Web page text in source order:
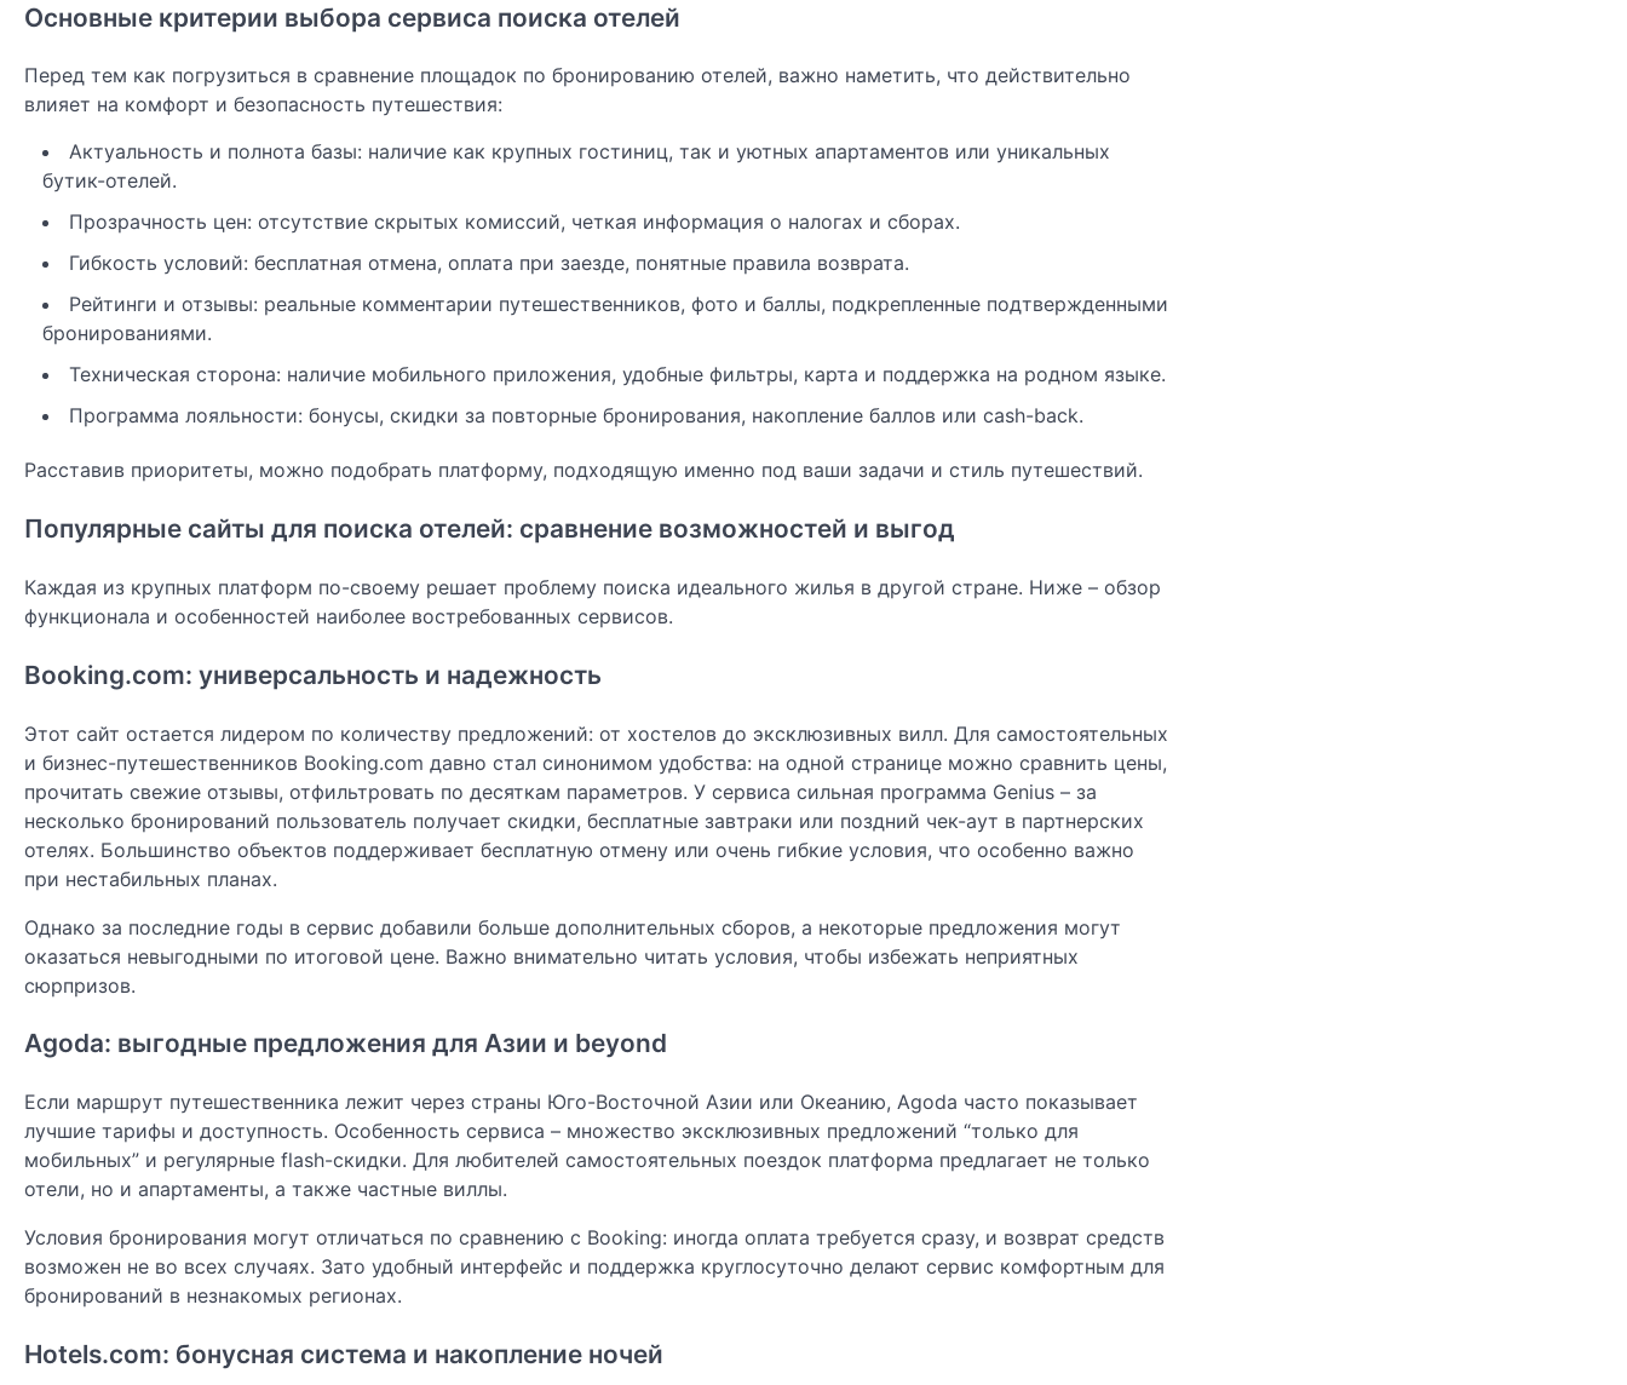
Основные критерии выбора сервиса поиска отелей
Перед тем как погрузиться в сравнение площадок по бронированию отелей, важно наметить, что действительно
влияет на комфорт и безопасность путешествия:
Актуальность и полнота базы: наличие как крупных гостиниц, так и уютных апартаментов или уникальных
бутик-отелей.
Прозрачность цен: отсутствие скрытых комиссий, четкая информация о налогах и сборах.
Гибкость условий: бесплатная отмена, оплата при заезде, понятные правила возврата.
Рейтинги и отзывы: реальные комментарии путешественников, фото и баллы, подкрепленные подтвержденными
бронированиями.
Техническая сторона: наличие мобильного приложения, удобные фильтры, карта и поддержка на родном языке.
Программа лояльности: бонусы, скидки за повторные бронирования, накопление баллов или cash-back.
Расставив приоритеты, можно подобрать платформу, подходящую именно под ваши задачи и стиль путешествий.
Популярные сайты для поиска отелей: сравнение возможностей и выгод
Каждая из крупных платформ по-своему решает проблему поиска идеального жилья в другой стране. Ниже – обзор
функционала и особенностей наиболее востребованных сервисов.
Booking.com: универсальность и надежность
Этот сайт остается лидером по количеству предложений: от хостелов до эксклюзивных вилл. Для самостоятельных
и бизнес-путешественников Booking.com давно стал синонимом удобства: на одной странице можно сравнить цены,
прочитать свежие отзывы, отфильтровать по десяткам параметров. У сервиса сильная программа Genius – за
несколько бронирований пользователь получает скидки, бесплатные завтраки или поздний чек-аут в партнерских
отелях. Большинство объектов поддерживает бесплатную отмену или очень гибкие условия, что особенно важно
при нестабильных планах.
Однако за последние годы в сервис добавили больше дополнительных сборов, а некоторые предложения могут
оказаться невыгодными по итоговой цене. Важно внимательно читать условия, чтобы избежать неприятных
сюрпризов.
Agoda: выгодные предложения для Азии и beyond
Если маршрут путешественника лежит через страны Юго-Восточной Азии или Океанию, Agoda часто показывает
лучшие тарифы и доступность. Особенность сервиса – множество эксклюзивных предложений “только для
мобильных” и регулярные flash-скидки. Для любителей самостоятельных поездок платформа предлагает не только
отели, но и апартаменты, а также частные виллы.
Условия бронирования могут отличаться по сравнению с Booking: иногда оплата требуется сразу, и возврат средств
возможен не во всех случаях. Зато удобный интерфейс и поддержка круглосуточно делают сервис комфортным для
бронирований в незнакомых регионах.
Hotels.com: бонусная система и накопление ночей